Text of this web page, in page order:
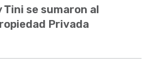
Tini se sumaron al
Privada